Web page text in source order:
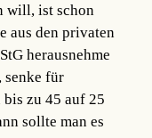
will, ist schon
aus den privaten
herausnehme
senke für
bis zu 45 auf 25
sollte man es